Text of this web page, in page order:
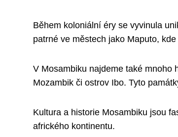
Během koloniální éry se vyvinula
patrné ve městech jako Maputo,
V Mosambiku najdeme také mnoho
Mozambik či ostrov Ibo. Tyto
Kultura a historie Mosambiku jsou
afrického kontinentu.